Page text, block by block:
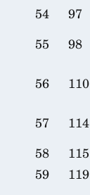
54
97
55
98
56
110
57
114
58
115
59
119